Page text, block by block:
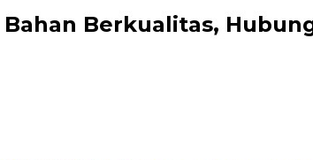
Berkualitas,